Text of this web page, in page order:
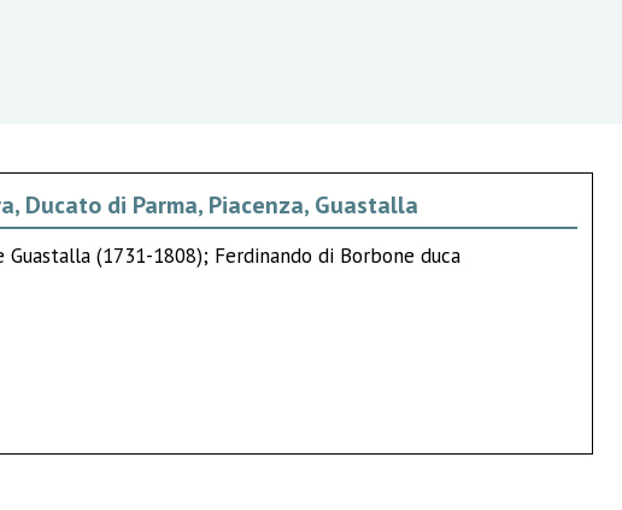
Ducato di Parma, Piacenza, Guastalla
Guastalla (1731-1808); Ferdinando di Borbone duca